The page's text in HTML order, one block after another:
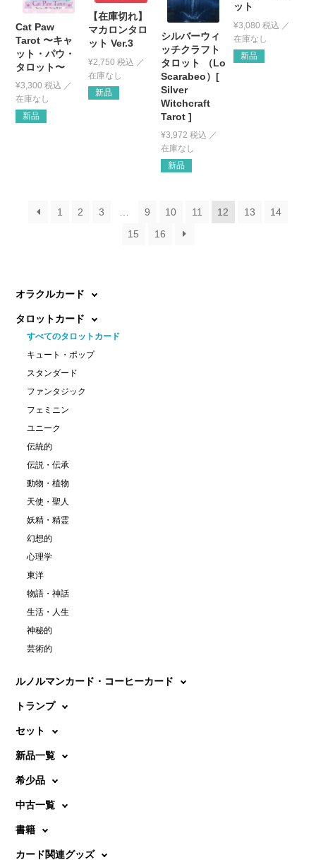
Cat Paw
Tarot 〜キャ
ット・パウ・
タロット〜
¥3,300 税込
新品
【在庫切れ】
マカロンタロ
ット Ver.3
¥2,750 税込
新品
シルバーウィ
ッチクラフト
タロット （Lo
Scarabeo）[
Silver
Witchcraft
Tarot ]
¥3,972 税込
新品
ット
¥3,080 税込
新品
1 2 3 9 10 11 12 13
14
15
16
オラクルカード
タロットカード
すべてのタロットカード
キュート・ポップ
スタンダード
ファンタジック
フェミニン
ユニーク
伝統的
伝説・伝承
動物・植物
天使・聖人
妖精・精霊
幻想的
心理学
東洋
物語・神話
生活・人生
神秘的
芸術的
ルノルマンカード・コーヒーカード
トランプ
セット
新品一覧
希少品
中古一覧
書籍
カード関連グッズ